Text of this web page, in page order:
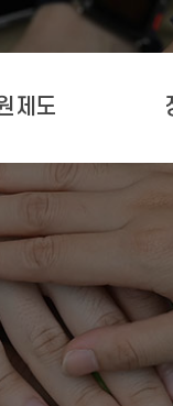
제도